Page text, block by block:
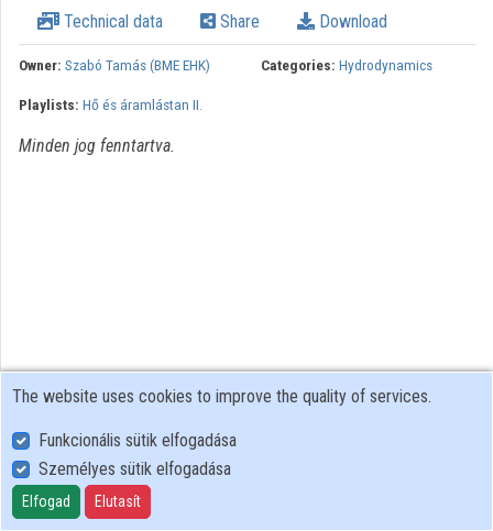
Categories
Organization playlists
Organizations
Contributors
Technical data Share Download
Owner: Szabó Tamás (BME EHK) Categories: Hydrodynamics
Playlists: Hő és áramlástan II.
Minden jog fenntartva.
User Policy
Adatkezelési tájékoztató (en)
Cookie Policy
The website uses cookies to improve the quality of services.
Funkcionális sütik elfogadása
Személyes sütik elfogadása
Elfogad Elutasít